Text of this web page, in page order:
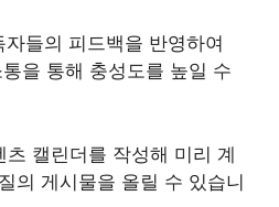
들의 피드백을 반영하여
을 통해 충성도를 높일 수
캘린더를 작성해 미리 계
의 게시물을 올릴 수 있습니